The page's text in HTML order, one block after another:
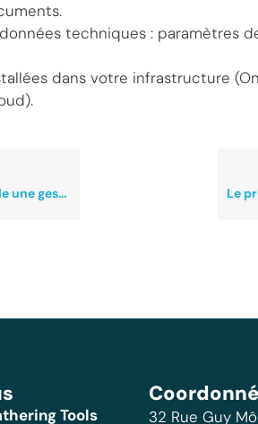
techniques : paramètres
dans votre infrastructure
par utilisateur ?
Tools 32 Rue Guy